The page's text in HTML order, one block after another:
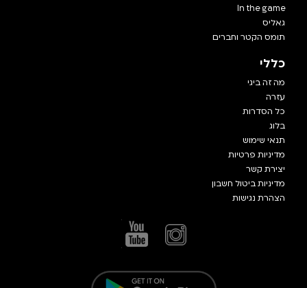
In the game
גאליס
תומס הקטר וחברים
כללי
מה זה ביגי
עזרה
כל הסדרות
בלוג
תנאי שימוש
מדיניות פרטיות
יצירת קשר
מדיניות ביטול חשבון
הצהרת נגישות